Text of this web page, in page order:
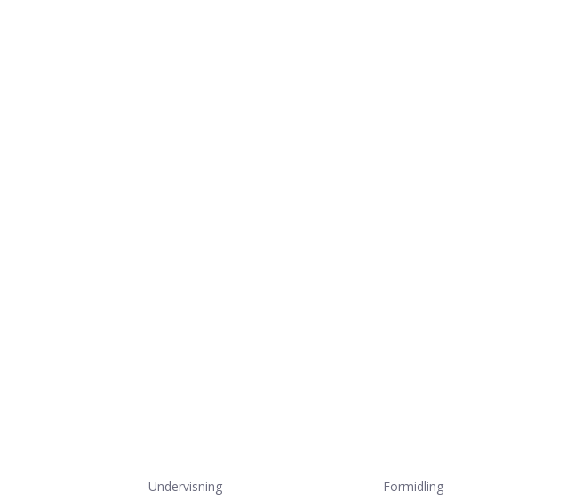
Undervisning Formidling